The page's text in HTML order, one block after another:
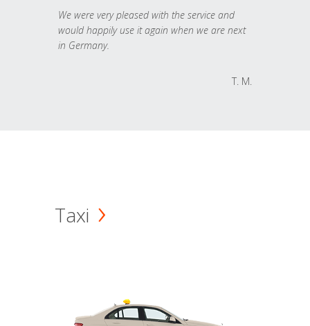
We were very pleased with the service and
would happily use it again when we are next
in Germany.
T. M.
Taxi